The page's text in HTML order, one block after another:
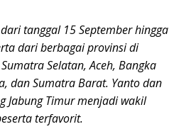
tanggal 15 September hingga
dari berbagai provinsi di
Selatan, Aceh, Bangka
dan Sumatra Barat. Yanto dan
Jabung Timur menjadi wakil
terfavorit.